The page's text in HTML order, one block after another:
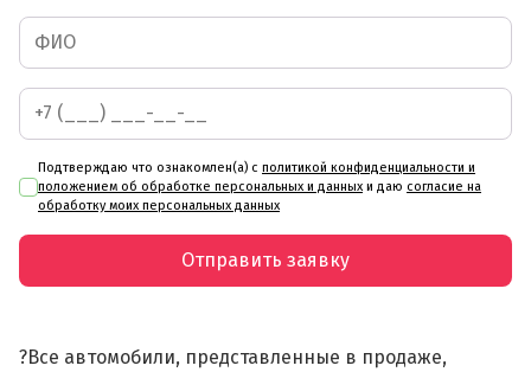
Подтверждаю что ознакомлен(а) с политикой конфиденциальности и
положением об обработке персональных и данных и даю согласие на
обработку моих персональных данных
Отправить заявку
?Все автомобили, представленные в продаже,